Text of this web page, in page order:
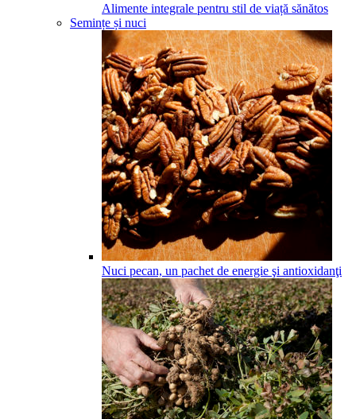
Alimente integrale pentru stil de viață sănătos
Semințe și nuci
Nuci pecan, un pachet de energie şi antioxidanţi